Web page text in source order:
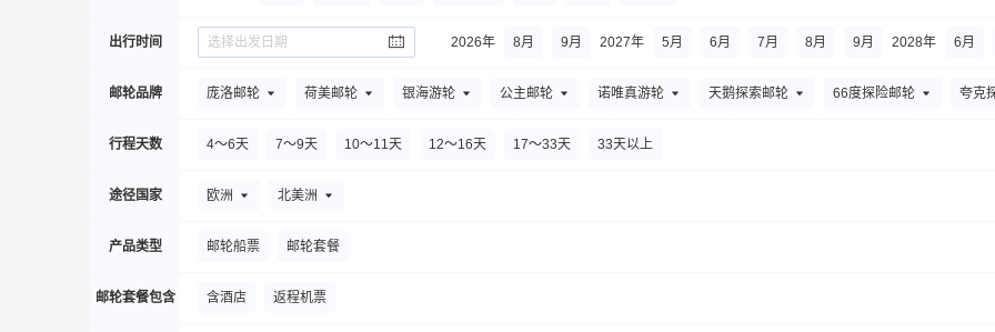
出行时间 选择出发日期 2026年 8月 9月 2027年 5月 6月 7月 8月 9月 2028年 6月
邮轮品牌 庞洛邮轮 荷美邮轮 银海游轮 公主邮轮 诺唯真游轮 天鹅探索邮轮 66度探险邮轮 夸克
丽晶七海邮轮
行程天数 4～6天 7～9天 10～11天 12～16天 17～33天 33天以上
途径国家 欧洲 北美洲
产品类型 邮轮船票 邮轮套餐
邮轮套餐包含 含酒店 返程机票